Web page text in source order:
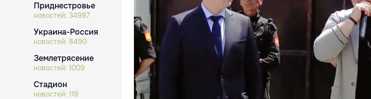
Приднестровье
новостей: 34987
Украина-Россия
новостей: 8490
Землетрясение
новостей: 1009
Стадион
новостей: 119